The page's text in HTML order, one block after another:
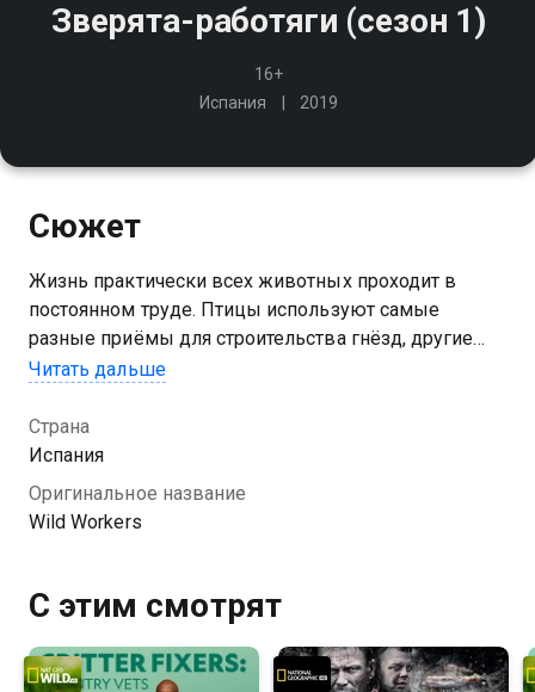
Зверята-работяги (сезон 1)
16+
Испания
2019
Сюжет
Жизнь практически всех животных проходит в
постоянном труде. Птицы используют самые
разные приёмы для строительства гнёзд, другие
животные возводят невероятные архитектурные
остроумные способы облегчить работу
Посмотреть онлайн 1 сезон сериала Зверята-
работяги вы можете совершенно бесплатно в
Читать дальше
Страна
Испания
Оригинальное название
Wild Workers
С этим смотрят